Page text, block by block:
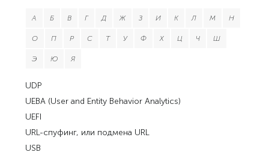
А Б В Г Д Ж З И К Л М Н
О П Р С Т У Ф Х Ц Ч Ш
Э Ю Я
UDP
UEBA (User and Entity Behavior Analytics)
UEFI
URL-спуфинг, или подмена URL
USB